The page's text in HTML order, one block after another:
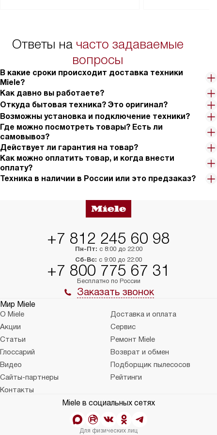
в условиях
Ответы на часто задаваемые
вопросы
В какие сроки происходит доставка техники
Miele?
Как давно вы работаете?
Откуда бытовая техника? Это оригинал?
Возможны установка и подключение техники?
Где можно посмотреть товары? Есть ли
самовывоз?
Действует ли гарантия на товар?
Как можно оплатить товар, и когда внести
оплату?
Техника в наличии в России или это предзаказ?
+7 812 245 60 98
Пн-Пт: с 8:00 до 22:00
Сб-Вс: с 9:00 до 22:00
+7 800 775 67 31
Бесплатно по России
Заказать звонок
Мир Miele
О Miele
Доставка и оплата
Акции
Сервис
Статьи
Ремонт Miele
Глоссарий
Возврат и обмен
Видео
Подборщик пылесосов
Сайты-партнеры
Рейтинги
Контакты
Miele в социальных сетях
Для физических лиц